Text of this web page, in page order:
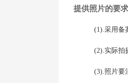
提供照片的要
(1).采用备
(2).实际拍
(3).照片要